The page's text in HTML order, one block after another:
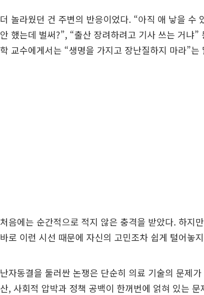
더 놀라웠던 건 주변의 반응이었다. “아직 애 낳을 수
안 했는데 벌써?”, “출산 장려하려고 기사 쓰는 거냐
학 교수에게서는 “생명을 가지고 장난질하지 마라”는
처음에는 순간적으로 적지 않은 충격을 받았다. 하지
바로 이런 시선 때문에 자신의 고민조차 쉽게 털어놓
난자동결을 둘러싼 논쟁은 단순히 의료 기술의 문제
산, 사회적 압박과 정책 공백이 한꺼번에 얽혀 있는